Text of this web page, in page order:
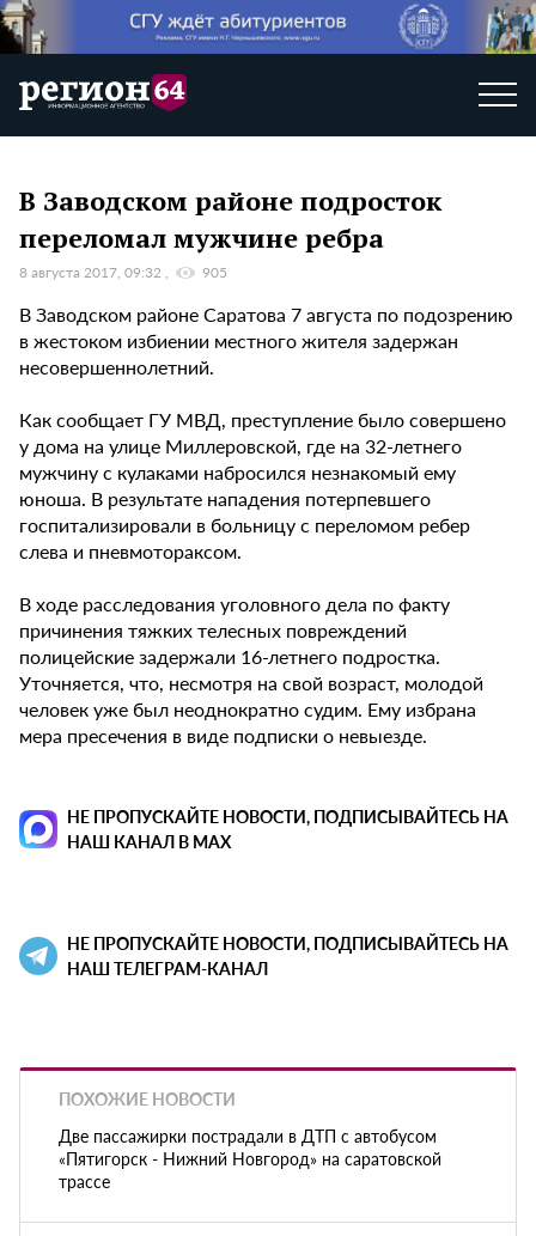
В Заводском районе подросток
переломал мужчине ребра
8 августа 2017, 09:32 905
В Заводском районе Саратова 7 августа по подозрению
в жестоком избиении местного жителя задержан
несовершеннолетний.
Как сообщает ГУ МВД, преступление было совершено
у дома на улице Миллеровской, где на 32-летнего
мужчину с кулаками набросился незнакомый ему
юноша. В результате нападения потерпевшего
госпитализировали в больницу с переломом ребер
слева и пневмотораксом.
В ходе расследования уголовного дела по факту
причинения тяжких телесных повреждений
полицейские задержали 16-летнего подростка.
Уточняется, что, несмотря на свой возраст, молодой
человек уже был неоднократно судим. Ему избрана
мера пресечения в виде подписки о невыезде.
НЕ ПРОПУСКАЙТЕ НОВОСТИ, ПОДПИСЫВАЙТЕСЬ НА
НАШ КАНАЛ В MAX
НЕ ПРОПУСКАЙТЕ НОВОСТИ, ПОДПИСЫВАЙТЕСЬ НА
НАШ ТЕЛЕГРАМ-КАНАЛ
ПОХОЖИЕ НОВОСТИ
Две пассажирки пострадали в ДТП с автобусом
«Пятигорск - Нижний Новгород» на саратовской
трассе